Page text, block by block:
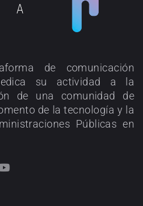
de comunicación
su actividad a la
de una comunidad de
de la tecnología y la
Públicas en